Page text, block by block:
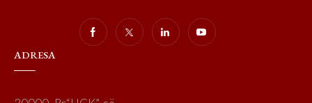
ADRESA